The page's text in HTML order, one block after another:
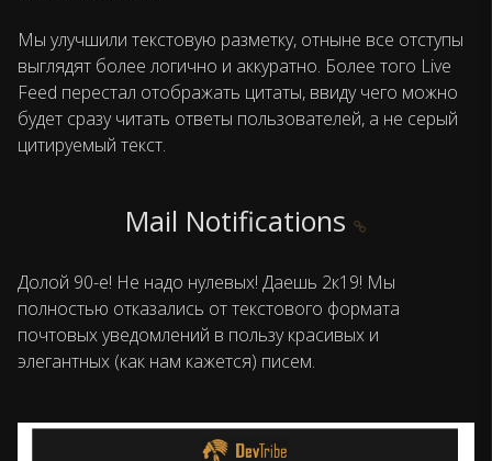
Мы улучшили текстовую разметку, отныне все отступы
выглядят более логично и аккуратно. Более того Live
Feed перестал отображать цитаты, ввиду чего можно
будет сразу читать ответы пользователей, а не серый
цитируемый текст.
Mail Notifications
Долой 90-е! Не надо нулевых! Даешь 2к19! Мы
полностью отказались от текстового формата
почтовых уведомлений в пользу красивых и
элегантных (как нам кажется) писем.